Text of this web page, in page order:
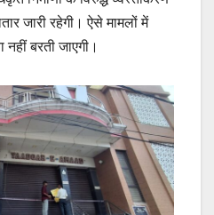
जारी रहेगी। ऐसे मामलों में
बरती जाएगी।